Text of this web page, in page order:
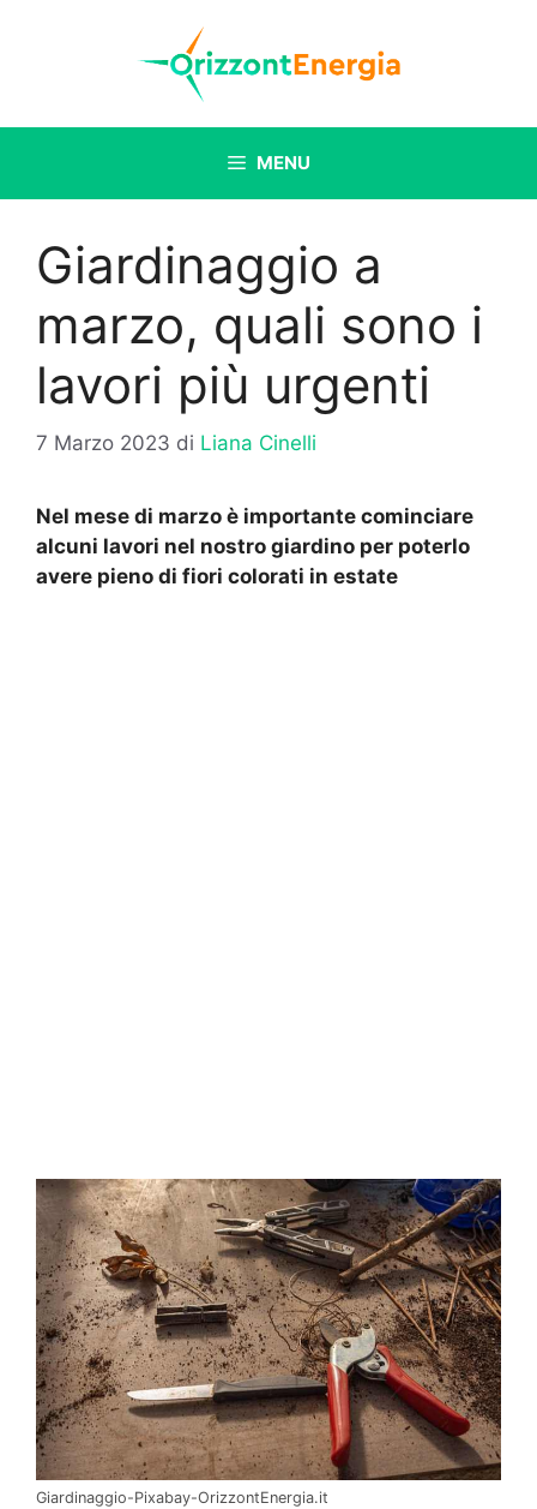
MENU
Giardinaggio a
marzo, quali sono i
lavori più urgenti
7 Marzo 2023 di Liana Cinelli
Nel mese di marzo è importante cominciare
alcuni lavori nel nostro giardino per poterlo
avere pieno di fiori colorati in estate
Giardinaggio-Pixabay-OrizzontEnergia.it